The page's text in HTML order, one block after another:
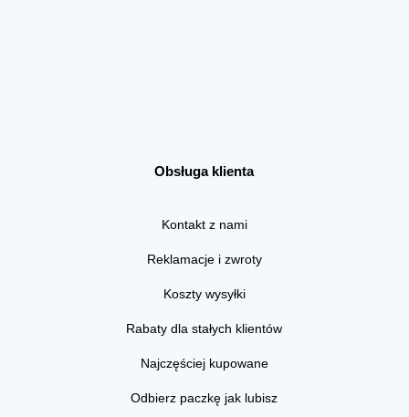
Obsługa klienta
Kontakt z nami
Reklamacje i zwroty
Koszty wysyłki
Rabaty dla stałych klientów
Najczęściej kupowane
Odbierz paczkę jak lubisz